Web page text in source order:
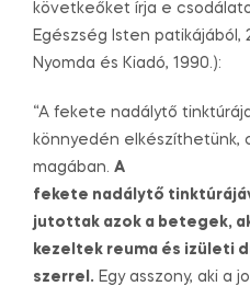
követkeőket írja e
Egészség Isten patikájából,
Nyomda és Kiadó, 1990.):
“A fekete nadálytő
könnyedén elkészíthetünk,
magában. A
fekete nadálytő
jutottak azok a betegek,
kezeltek reuma és izületi
szerrel. Egy asszony, aki a